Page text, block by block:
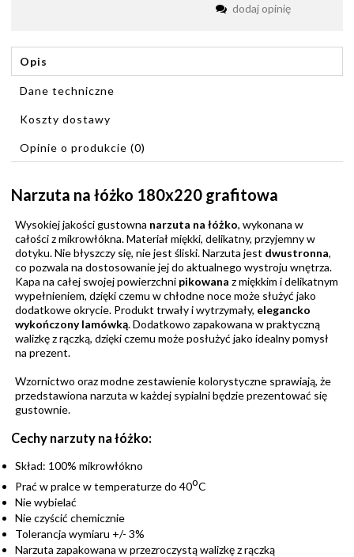
dodaj opinię
Opis
Dane techniczne
Koszty dostawy
Cena nie zawiera ewentualnych kosztów płatności
Opinie o produkcie (0)
Narzuta na łóżko 180x220 grafitowa
Wysokiej jakości gustowna narzuta na łóżko, wykonana w
całości z mikrowłókna. Materiał miękki, delikatny, przyjemny w
dotyku. Nie błyszczy się, nie jest śliski. Narzuta jest dwustronna,
co pozwala na dostosowanie jej do aktualnego wystroju wnętrza.
Kapa na całej swojej powierzchni pikowana z miękkim i delikatnym
wypełnieniem, dzięki czemu w chłodne noce może służyć jako
dodatkowe okrycie. Produkt trwały i wytrzymały, elegancko
wykończony lamówką. Dodatkowo zapakowana w praktyczną
walizkę z rączką, dzięki czemu może posłużyć jako idealny pomysł
na prezent.
Wzornictwo oraz modne zestawienie kolorystyczne sprawiają, że
przedstawiona narzuta w każdej sypialni będzie prezentować się
gustownie.
Cechy narzuty na łóżko:
Skład: 100% mikrowłókno
Prać w pralce w temperaturze do 40oC
Nie wybielać
Nie czyścić chemicznie
Tolerancja wymiaru +/- 3%
Narzuta zapakowana w przezroczystą walizkę z rączką